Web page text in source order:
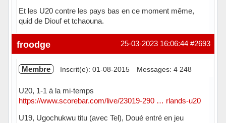
Et les U20 contre les pays bas en ce moment même,
quid de Diouf et tchaouna.
#2693
25-03-2023 16:06:44
froodge
Membre Inscrit(e): 01-08-2015 Messages: 4 248
U20, 1-1 à la mi-temps
https://www.scorebar.com/live/23019-290 … rlands-u20
U19, Ugochukwu titu (avec Tel), Doué entré en jeu